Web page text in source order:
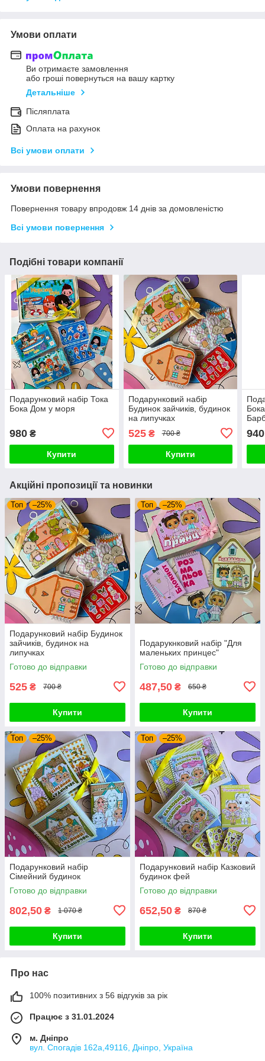
Умови оплати
Ви отримаєте замовлення
або гроші повернуться на вашу картку
Детальніше
Післяплата
Оплата на рахунок
Всі умови оплати
Умови повернення
Повернення товару впродовж 14 днів за домовленістю
Всі умови повернення
Подібні товари компанії
Подарунковий набір Тока
Бока Дом у моря
980 ₴
Купити
Подарунковий набір
Будинок зайчиків, будинок
на липучках
525₴ 700 ₴
Купити
940
Акційні пропозиції та новинки
Топ –25%
Подарунковий набір Будинок
зайчиків, будинок на
липучках
Готово до відправки
525 ₴ 700 ₴
Купити
Топ –25%
Подарукнковий набір "Для
маленьких принцес"
Готово до відправки
487,50 ₴ 650 ₴
Купити
Топ –25%
Подарунковий набір
Сімейний будинок
Готово до відправки
802,50 ₴ 1 070 ₴
Купити
Топ –25%
Подарунковий набір Казковий
будинок фей
Готово до відправки
652,50 ₴ 870 ₴
Купити
Про нас
100% позитивних з 56 відгуків за рік
Працює з 31.01.2024
м. Дніпро
вул. Спогадів 162а,49116, Дніпро, Україна